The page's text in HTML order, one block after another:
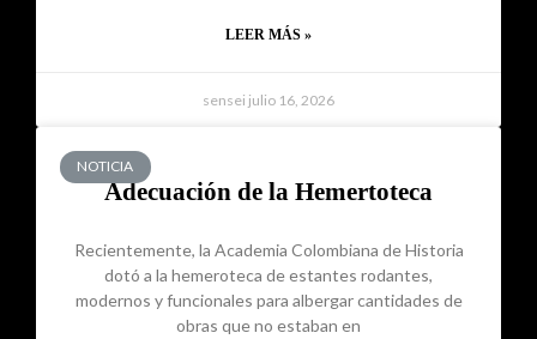
LEER MÁS »
sensei julio 16, 2026
NOTICIA
Adecuación de la Hemertoteca
Recientemente, la Academia Colombiana de Historia
dotó a la hemeroteca de estantes rodantes,
modernos y funcionales para albergar cantidades de
obras que no estaban en